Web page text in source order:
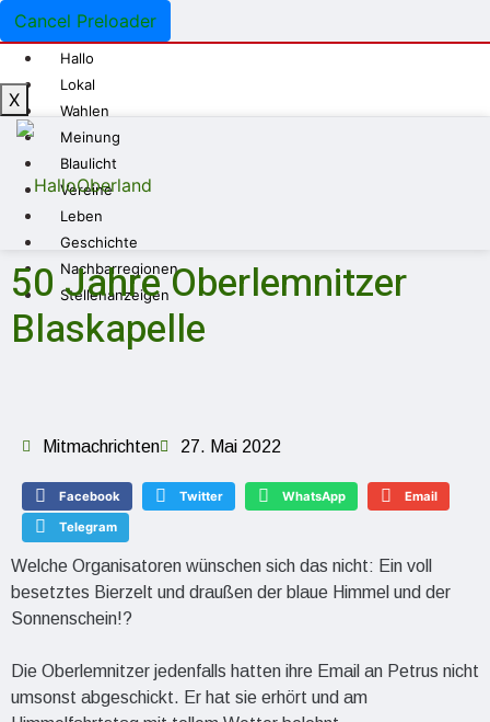
Cancel Preloader
Hallo
Lokal
Wahlen
Meinung
Blaulicht
Vereine
Leben
Geschichte
Nachbarregionen
Stellenanzeigen
X
50 Jahre Oberlemnitzer
Blaskapelle
Mitmachrichten 27. Mai 2022
Facebook Twitter WhatsApp Email
Telegram
Welche Organisatoren wünschen sich das nicht: Ein voll
besetztes Bierzelt und draußen der blaue Himmel und der
Sonnenschein!?
Die Oberlemnitzer jedenfalls hatten ihre Email an Petrus nicht
umsonst abgeschickt. Er hat sie erhört und am